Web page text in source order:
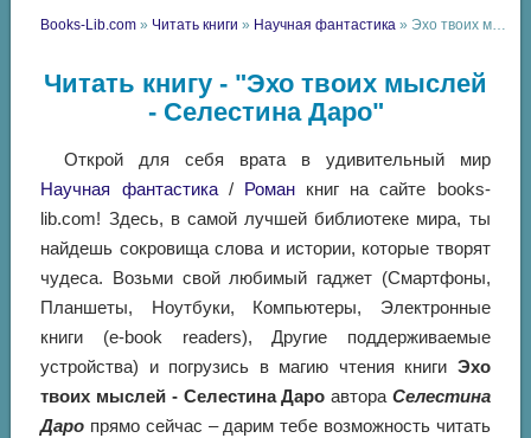
Books-Lib.com » Читать книги » Научная фантастика » Эхо твоих мыслей - Селестина Даро
Читать книгу - "Эхо твоих мыслей
- Селестина Даро"
Открой для себя врата в удивительный мир
Научная фантастика/ Романкниг на сайте books-
lib.com! Здесь, в самой лучшей библиотеке мира, ты
найдешь сокровища слова и истории, которые творят
чудеса. Возьми свой любимый гаджет (Смартфоны,
Планшеты, Ноутбуки, Компьютеры, Электронные
книги (e-book readers), Другие поддерживаемые
устройства) и погрузись в магию чтения книги Эхо
твоих мыслей - Селестина Даро автора Селестина
Даро прямо сейчас – дарим тебе возможность читать